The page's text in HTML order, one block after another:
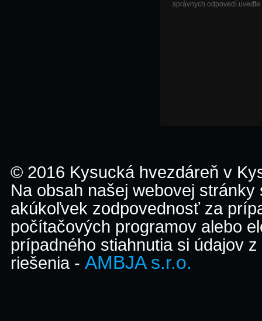
správnych odpovedí
© 2016 Kysucká hvezdáreň v
Na obsah našej webovej
akúkoľvek zodpovednosť za
počítačových programov alebo
prípadného stiahnutia si údajov
riešenia - AMBJA s.r.o.